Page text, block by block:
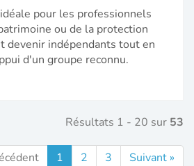
pour les professionnels
ou de la protection
devenir indépendants tout en
d'un groupe reconnu.
Résultats 1 - 20 sur 53
1 2 3 Suivant »